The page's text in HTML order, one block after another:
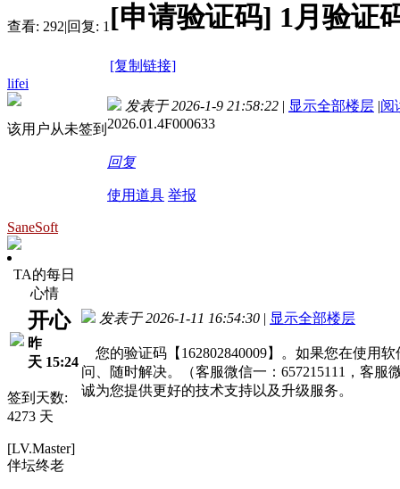
查看: 292|回复: 1 [申请验证码] 1月验证
[复制链接]
lifei
该用户从未签到
发表于 2026-1-9 21:58:22 | 显示全部楼层 |阅
2026.01.4F000633
回复
使用道具 举报
SaneSoft
TA的每日
心情
开心
昨
天 15:24
签到天数:
4273 天
[LV.Master]
伴坛终老
发表于 2026-1-11 16:54:30 | 显示全部楼层
您的验证码【162802840009】。如果您在使用
问、随时解决。（客服微信一：657215111，客服
诚为您提供更好的技术支持以及升级服务。